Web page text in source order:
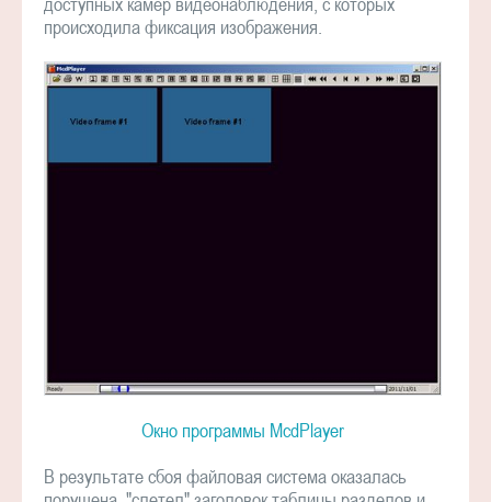
происходила фиксация изображения.
Окно программы McdPlayer
В результате сбоя файловая система оказалась